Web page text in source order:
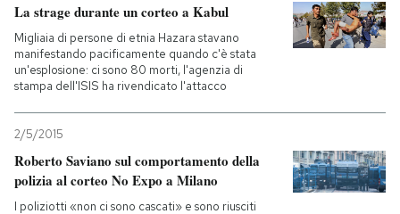
La strage durante un corteo a Kabul
Migliaia di persone di etnia Hazara stavano
manifestando pacificamente quando c'è stata
un'esplosione: ci sono 80 morti, l'agenzia di
stampa dell'ISIS ha rivendicato l'attacco
2/5/2015
Roberto Saviano sul comportamento della
polizia al corteo No Expo a Milano
I poliziotti «non ci sono cascati» e sono riusciti